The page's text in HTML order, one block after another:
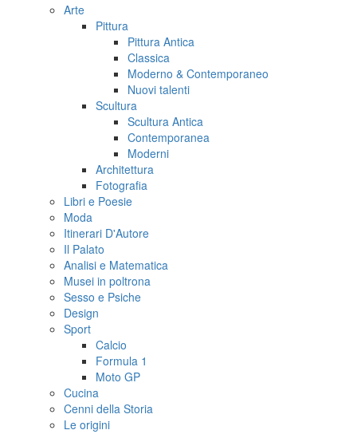
Arte
Pittura
Pittura Antica
Classica
Moderno & Contemporaneo
Nuovi talenti
Scultura
Scultura Antica
Contemporanea
Moderni
Architettura
Fotografia
Libri e Poesie
Moda
Itinerari D'Autore
Il Palato
Analisi e Matematica
Musei in poltrona
Sesso e Psiche
Design
Sport
Calcio
Formula 1
Moto GP
Cucina
Cenni della Storia
Le origini